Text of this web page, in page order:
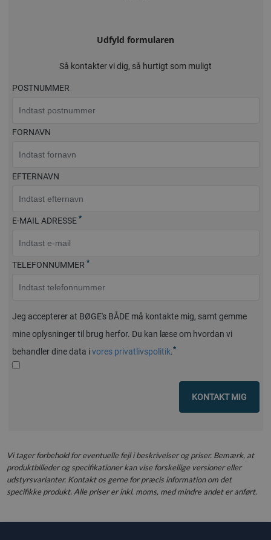
Udfyld formularen
Så kontakter vi dig, så hurtigt som muligt
POSTNUMMER
FORNAVN
EFTERNAVN
E-MAIL ADRESSE *
TELEFONNUMMER *
Jeg accepterer at BØGE's BÅDE må kontakte mig, samt gemme
mine oplysninger til brug herfor. Du kan læse om hvordan vi
behandler dine data ivores privatlivspolitik.*
KONTAKT MIG
Vi tager forbehold for eventuelle fejl i beskrivelser og priser. Bemærk, at
produktbilleder og specifikationer kan vise forskellige versioner eller
udstyrsvarianter. Kontakt os gerne for præcis information om det
specifikke produkt. Alle priser er inkl. moms, med mindre andet er anført.